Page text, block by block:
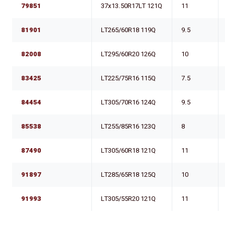
79851 37x13.50R17LT 121Q 11
81901 LT265/60R18 119Q 9.5
82008 LT295/60R20 126Q 10
83425 LT225/75R16 115Q 7.5
84454 LT305/70R16 124Q 9.5
85538 LT255/85R16 123Q 8
87490 LT305/60R18 121Q 11
91897 LT285/65R18 125Q 10
91993 LT305/55R20 121Q 11